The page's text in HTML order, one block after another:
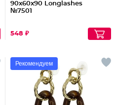
90x60x90 Longlashes
№7501
548 ₽
Рекомендуем